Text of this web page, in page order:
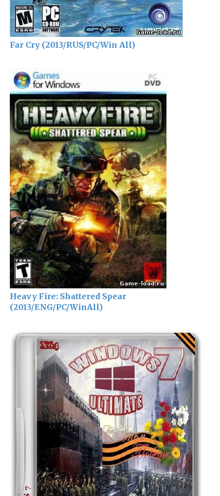
Far Cry (2013/RUS/PC/Win All)
Heavy Fire: Shattered Spear
(2013/ENG/PC/WinAll)